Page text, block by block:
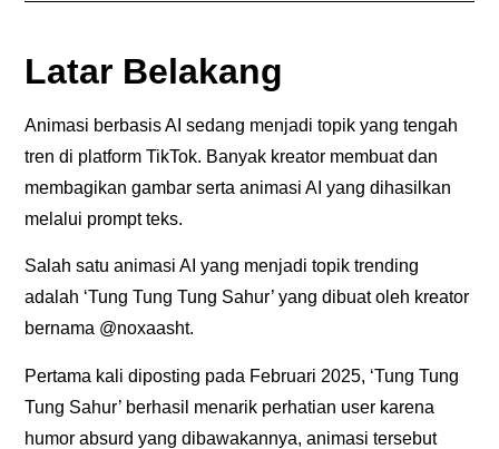
Latar Belakang
Animasi berbasis AI sedang menjadi topik yang tengah
tren di platform TikTok. Banyak kreator membuat dan
membagikan gambar serta animasi AI yang dihasilkan
melalui prompt teks.
Salah satu animasi AI yang menjadi topik trending
adalah ‘Tung Tung Tung Sahur’ yang dibuat oleh kreator
bernama @noxaasht.
Pertama kali diposting pada Februari 2025, ‘Tung Tung
Tung Sahur’ berhasil menarik perhatian user karena
humor absurd yang dibawakannya, animasi tersebut